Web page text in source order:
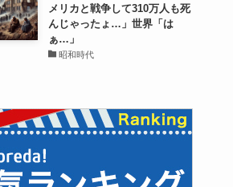
メリカと戦争して310万人も死
んじゃったょ…」世界「は
ぁ…」
昭和時代